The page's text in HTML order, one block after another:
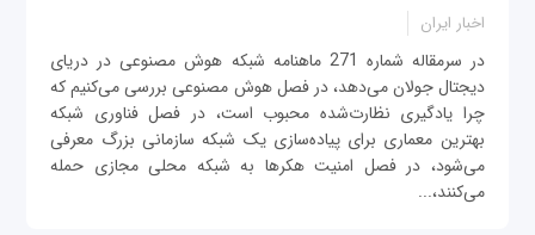
اخبار ایران
در سرمقاله شماره 271 ماهنامه شبکه هوش مصنوعی در دریای
دیجتال جولان می‌دهد، در فصل هوش مصنوعی بررسی می‌کنیم که
چرا یادگیری نظارت‌شده محبوب است، در فصل فناوری شبکه
بهترین معماری برای پیاده‌سازی یک شبکه سازمانی بزرگ معرفی
می‌شود، در فصل امنیت هکرها به شبکه محلی مجازی حمله
می‌کنند،...